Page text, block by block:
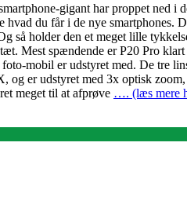
gigant har proppet ned
du får i de nye smartphones.
så holder den et meget lille
Mest spændende er P20 Pro
mobil er udstyret med. De tre
er udstyret med 3x optisk
meget til at afprøve …. (læs mere